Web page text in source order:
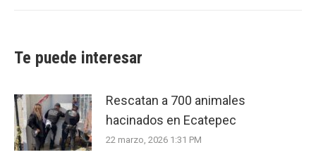
Te puede interesar
Rescatan a 700 animales
hacinados en Ecatepec
22 marzo, 2026 1:31 PM